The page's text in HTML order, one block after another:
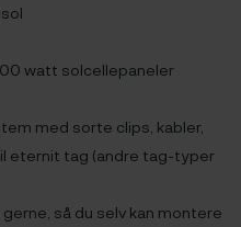
watt solcellepaneler
med sorte clips, kabler,
eternit tag (andre tag-typer
så du selv kan montere